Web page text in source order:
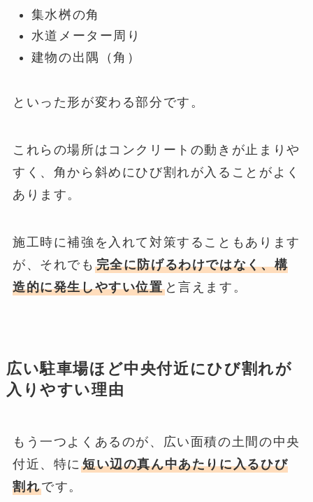
集水桝の角
水道メーター周り
建物の出隅（角）
といった形が変わる部分です。
これらの場所はコンクリートの動きが止まりや
すく、角から斜めにひび割れが入ることがよく
あります。
施工時に補強を入れて対策することもあります
が、それでも 完全に防げるわけではなく、構
造的に発生しやすい位置と言えます。
広い駐車場ほど中央付近にひび割れが
入りやすい理由
もう一つよくあるのが、広い面積の土間の中央
付近、特に 短い辺の真ん中あたりに入るひび
割れです。